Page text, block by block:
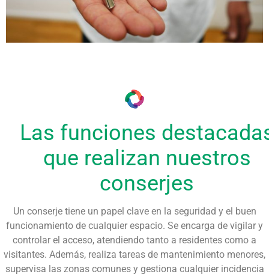
Las funciones
que realizan nuestros
conserjes
Un conserjetiene un papel clave en la seguridad y el buen
funcionamiento de cualquier espacio. Se encarga de vigilar y
controlar el acceso, atendiendo tanto a residentes como a
visitantes. Además, realiza tareas de mantenimiento menores,
supervisa las zonascomunes y gestiona cualquier incidencia